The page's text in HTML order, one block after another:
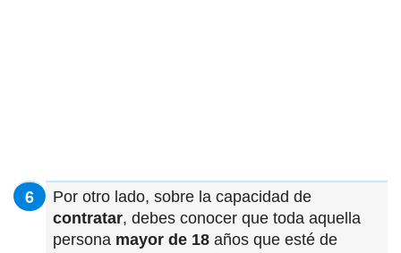
Por otro lado, sobre la capacidad de
contratar, debes conocer que toda aquella
persona mayor de 18 años que esté de